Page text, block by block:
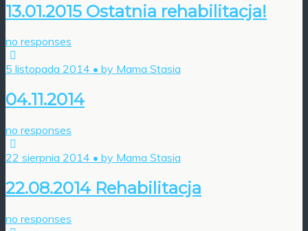
13.01.2015 Ostatnia rehabilitacja!
no responses
5 listopada 2014 • by Mama Stasia
04.11.2014
no responses
22 sierpnia 2014 • by Mama Stasia
22.08.2014 Rehabilitacja
no responses